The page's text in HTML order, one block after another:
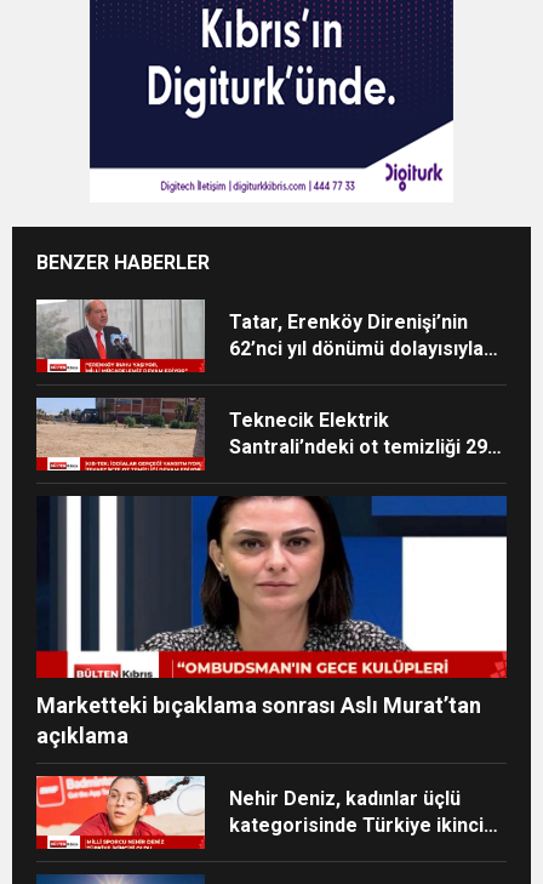
BENZER HABERLER
Tatar, Erenköy Direnişi’nin
62’nci yıl dönümü dolayısıyla
Teknecik Elektrik
Santrali’ndeki ot temizliği 29
ediyor
Marketteki bıçaklama sonrası Aslı Murat’tan
açıklama
Nehir Deniz, kadınlar üçlü
kategorisinde Türkiye ikincisi